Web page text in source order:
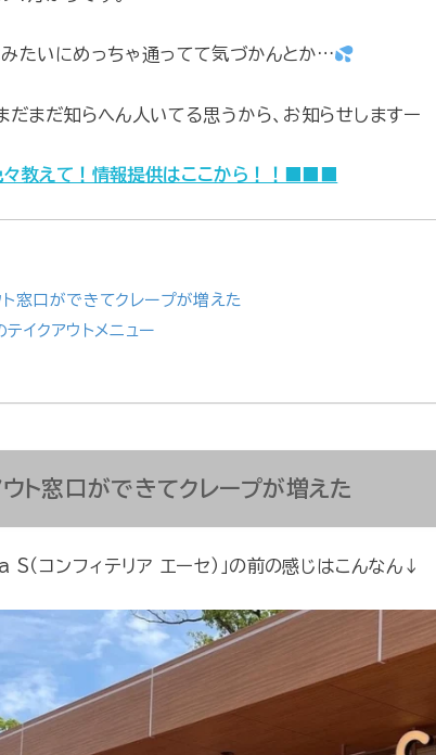
たいにめっちゃ通ってて気づかんとか…
だまだ知らへん人いてる思うから、お知らせしますー
教えて！情報提供はここから！！■■■
ト窓口ができてクレープが増えた
テイクアウトメニュー
ウト窓口ができてクレープが増えた
コンフィテリア エーセ）」の前の感じはこんなん↓